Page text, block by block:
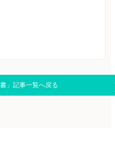
書」記事一覧へ戻る